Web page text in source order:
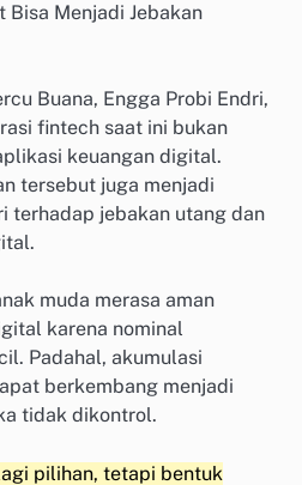
Bisa Menjadi Jebakan
Buana, Engga Probi Endri,
fintech saat ini bukan
keuangan digital.
tersebut juga menjadi
terhadap jebakan utang dan
muda merasa aman
karena nominal
Padahal, akumulasi
berkembang menjadi
tidak dikontrol.
pilihan, tetapi bentuk